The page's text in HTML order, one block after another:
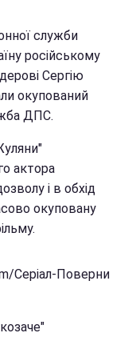
служби
російському
Сергію
окупований
ДПС.
актора
і в обхід
окуповану
Серіал-Поверни